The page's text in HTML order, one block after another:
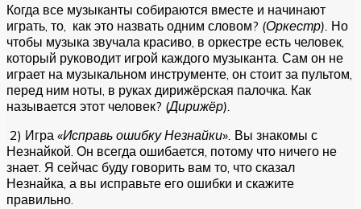
Когда все музыканты собираются вместе и начинают
играть, то, как это назвать одним словом? (Оркестр). Но
чтобы музыка звучала красиво, в оркестре есть человек,
который руководит игрой каждого музыканта. Сам он не
играет на музыкальном инструменте, он стоит за пультом,
перед ним ноты, в руках дирижёрская палочка. Как
называется этот человек? (Дирижёр).
2) Игра «Исправь ошибку Незнайки». Вы знакомы с
Незнайкой. Он всегда ошибается, потому что ничего не
знает. Я сейчас буду говорить вам то, что сказал
Незнайка, а вы исправьте его ошибки и скажите
правильно.